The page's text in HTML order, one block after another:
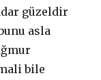
güzeldir
asla
bile